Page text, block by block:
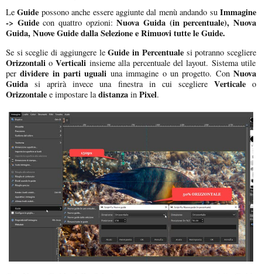
LeGuide possono anche essere aggiunte dal menù andando suImmagine
-> Guidecon quattro opzioni:Nuova Guida (in percentuale), Nuova
Guida, Nuove Guide dalla Selezione e Rimuovi tutte le Guide.
Se si sceglie di aggiungere leGuide in Percentualesi potranno scegliere
Orizzontali oVerticali insieme alla percentuale del layout. Sistema utile
perdividere in parti uguali una immagine o un progetto. ConNuova
Guida si aprirà invece una finestra in cui scegliere Verticaleo
Orizzontale e impostare ladistanza in Pixel.